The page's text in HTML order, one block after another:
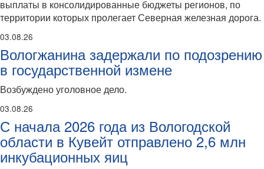
выплаты в консолидированные бюджеты регионов, по
территории которых пролегает Северная железная дорога.
03.08.26
Вологжанина задержали по подозрению
в государственной измене
Возбуждено уголовное дело.
03.08.26
С начала 2026 года из Вологодской
области в Кувейт отправлено 2,6 млн
инкубационных яиц